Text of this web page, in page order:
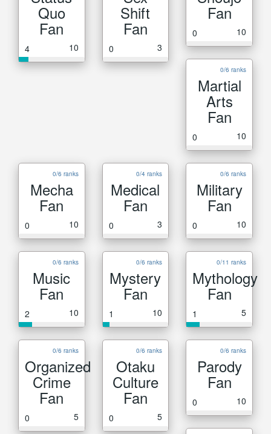
Quo
Fan
4 10
Shift
Fan
0 3
Fan
0 10
0/6 ranks
Martial
Arts
Fan
0 10
0/6 ranks
Mecha
Fan
0 10
0/4 ranks
Medical
Fan
0 3
0/6 ranks
Military
Fan
0 10
0/6 ranks
Music
Fan
2 10
0/6 ranks
Mystery
Fan
1 10
0/11 ranks
Mythology
Fan
1 5
0/6 ranks
Organized
Crime
Fan
0 5
0/6 ranks
Otaku
Culture
Fan
0 5
0/6 ranks
Parody
Fan
0 10